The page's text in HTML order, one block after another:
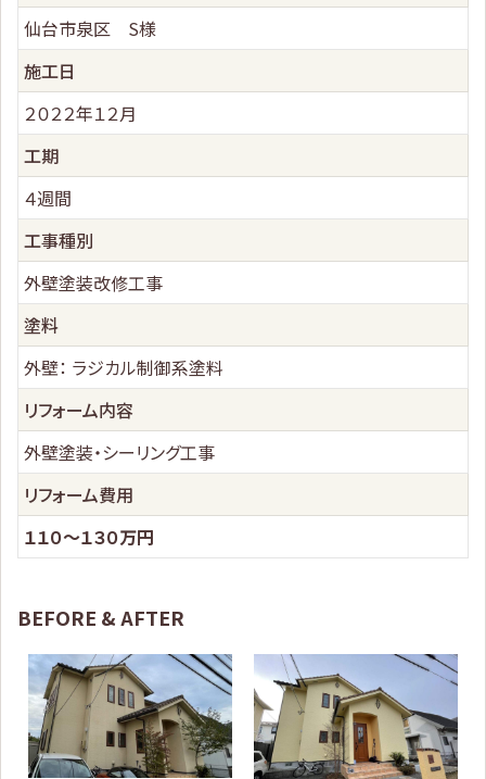
仙台市泉区 S様
施工日
２０２２年１２月
工期
４週間
工事種別
外壁塗装改修工事
塗料
外壁： ラジカル制御系塗料
リフォーム内容
外壁塗装・シーリング工事
リフォーム費用
１１０～１３０万円
BEFORE & AFTER